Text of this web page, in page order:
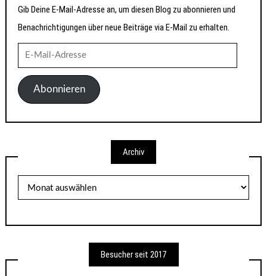
Gib Deine E-Mail-Adresse an, um diesen Blog zu abonnieren und
Benachrichtigungen über neue Beiträge via E-Mail zu erhalten.
Mail-
AdresseAbonnieren
Archiv
Besucher seit 2017